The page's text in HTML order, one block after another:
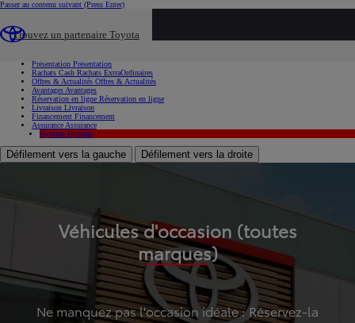
Passer au contenu suivant (Press Enter)
Trouvez un partenaire Toyota
Présentation Présentation
Rachats Cash Rachats ExtraOrdinaires
Offres & Actualités Offres & Actualités
Avantages Avantages
Réservation en ligne Réservation en ligne
Livraison Livraison
Financement Financement
Assurance Assurance
Hybride Hybride
Défilement vers la gauche Défilement vers la droite
Véhicules d'occasion (toutes
marques)
Ne manquez pas l'occasion idéale : Réservez-la